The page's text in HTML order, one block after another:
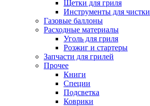
Щетки для гриля
Инструменты для чистки
Газовые баллоны
Расходные материалы
Уголь для гриля
Розжиг и стартеры
Запчасти для грилей
Прочее
Книги
Специи
Подсветка
Коврики